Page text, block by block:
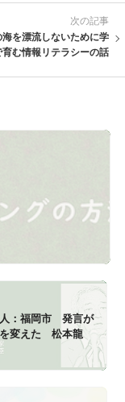
次の記事
を漂流しないために学
む情報リテラシーの話
：福岡市 発言が
変えた 松本龍